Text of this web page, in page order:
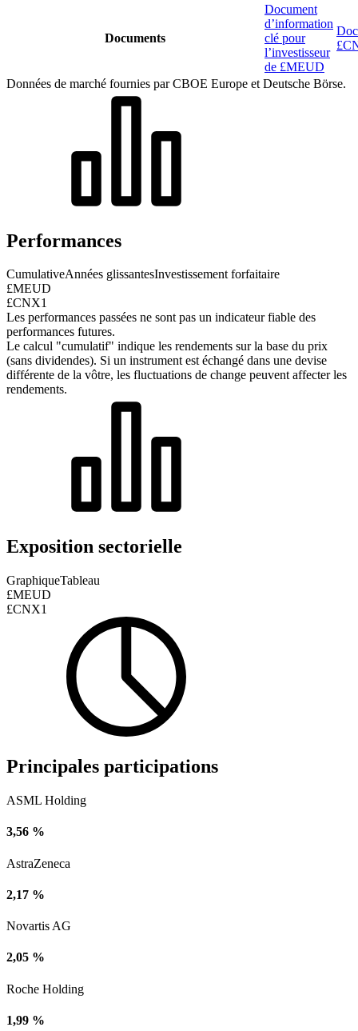
Documents
Document
d’information
clé pour
l’investisseur
de £MEUD
Données de marché fournies par CBOE Europe et Deutsche Börse.
Performances
CumulativeAnnées glissantesInvestissement forfaitaire
£MEUD
£CNX1
Les performances passées ne sont pas un indicateur fiable des
performances futures.
Le calcul "cumulatif" indique les rendements sur la base du prix
(sans dividendes). Si un instrument est échangé dans une devise
différente de la vôtre, les fluctuations de change peuvent affecter les
rendements.
Exposition sectorielle
GraphiqueTableau
£MEUD
£CNX1
Principales participations
ASML Holding
3,56 %
AstraZeneca
2,17 %
Novartis AG
2,05 %
Roche Holding
1,99 %